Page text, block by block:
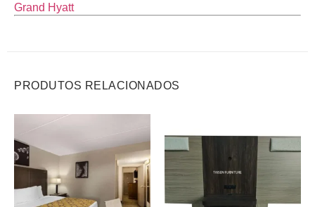
Grand Hyatt
PRODUTOS RELACIONADOS